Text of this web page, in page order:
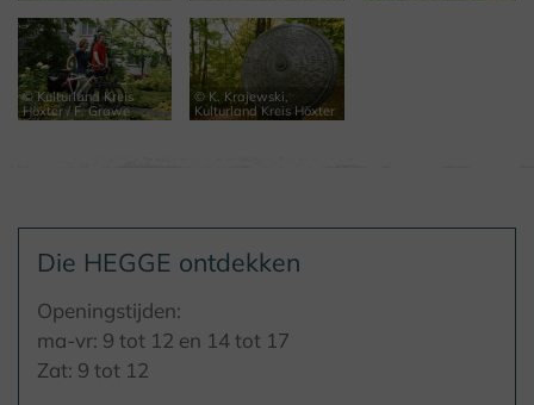
© Kulturland Kreis
Höxter / F. Grawe
© K. Krajewski,
Kulturland Kreis Höxter
Die HEGGE ontdekken
Openingstijden:
ma-vr: 9 tot 12 en 14 tot 17
Zat: 9 tot 12